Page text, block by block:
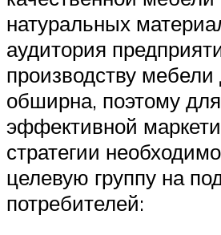
натуральных
аудитория
производству мебели
обширна, поэтому
эффективной
стратегии
целевую группу на
потребителей: